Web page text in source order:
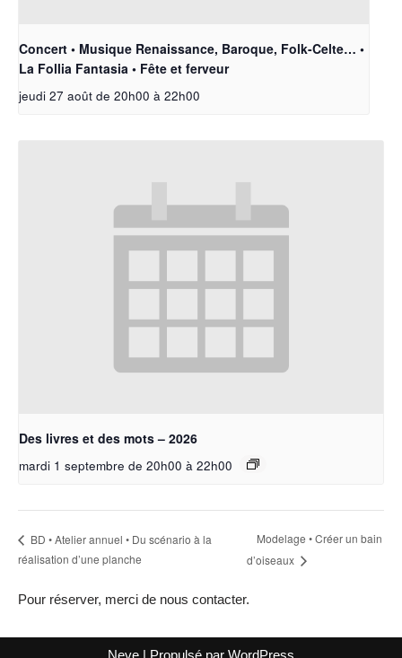
Concert • Musique Renaissance, Baroque, Folk-Celte… •
La Follia Fantasia • Fête et ferveur
jeudi 27 août de 20h00 à 22h00
Des livres et des mots – 2026
mardi 1 septembre de 20h00 à 22h00
BD • Atelier annuel • Du scénario à la
réalisation d’une planche
Modelage • Créer un bain
d’oiseaux
Pour réserver, merci de nous contacter.
Neve | Propulsé par WordPress